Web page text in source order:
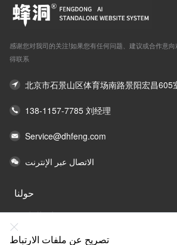
感谢您对我司的关注!如果您有任何问题、建议或合作意
得联系
北京市石景山区体育场南路景阳宏昌605
138-1157-7785 刘经理
Service@dhfeng.com
الاتصال عبر الإنترنت
حولنا
بيان القانون
مساعدة
تصريح عن ملفات الارتباط